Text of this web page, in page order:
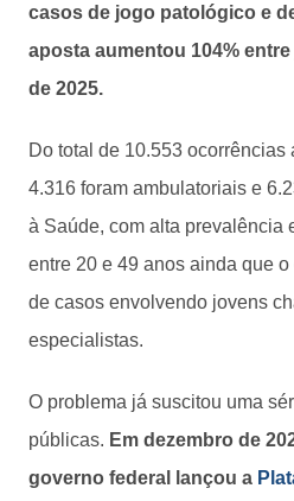
casos de jogo patológico e
aposta aumentou 104%
de 2025.
Do total de 10.553 ocorrências
4.316 foram ambulatoriais e
à Saúde, com alta prevalência
entre 20 e 49 anos ainda que
de casos envolvendo jovens
especialistas.
O problema já suscitou uma
públicas. Em dezembro de
governo federal lançou a